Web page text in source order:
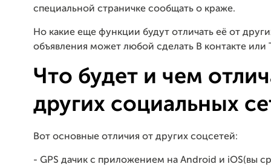
специальной страничке сообщать о краже.
Но какие еще функции будут отличать её от
объявления может любой сделать В контакте или
Что будет и чем
других социальных
Вот основные отличия от других соцсетей:
- GPS дачик с приложением на Android и iOS(вы